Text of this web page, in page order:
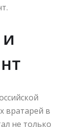
вратарей в
не только